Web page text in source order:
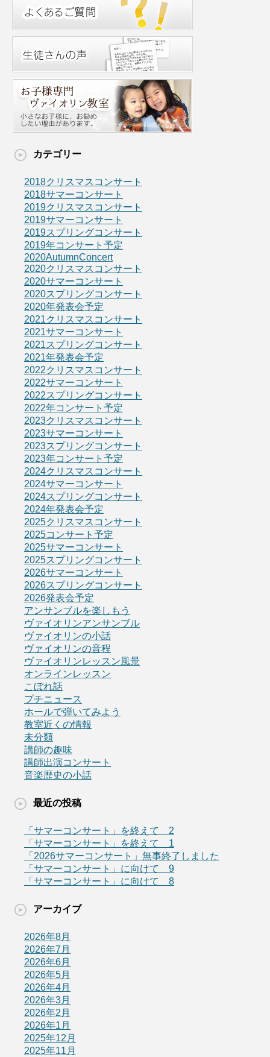
カテゴリー
2018クリスマスコンサート
2018サマーコンサート
2019クリスマスコンサート
2019サマーコンサート
2019スプリングコンサート
2019年コンサート予定
2020AutumnConcert
2020クリスマスコンサート
2020サマーコンサート
2020スプリングコンサート
2020年発表会予定
2021クリスマスコンサート
2021サマーコンサート
2021スプリングコンサート
2021年発表会予定
2022クリスマスコンサート
2022サマーコンサート
2022スプリングコンサート
2022年コンサート予定
2023クリスマスコンサート
2023サマーコンサート
2023スプリングコンサート
2023年コンサート予定
2024クリスマスコンサート
2024サマーコンサート
2024スプリングコンサート
2024年発表会予定
2025クリスマスコンサート
2025コンサート予定
2025サマーコンサート
2025スプリングコンサート
2026サマーコンサート
2026スプリングコンサート
2026発表会予定
アンサンブルを楽しもう
ヴァイオリンアンサンブル
ヴァイオリンの小話
ヴァイオリンの音程
ヴァイオリンレッスン風景
オンラインレッスン
こぼれ話
プチニュース
ホールで弾いてみよう
教室近くの情報
未分類
講師の趣味
講師出演コンサート
音楽歴史の小話
最近の投稿
「サマーコンサート」を終えて 2
「サマーコンサート」を終えて 1
「2026サマーコンサート」無事終了しました
「サマーコンサート」に向けて 9
「サマーコンサート」に向けて 8
アーカイブ
2026年8月
2026年7月
2026年6月
2026年5月
2026年4月
2026年3月
2026年2月
2026年1月
2025年12月
2025年11月